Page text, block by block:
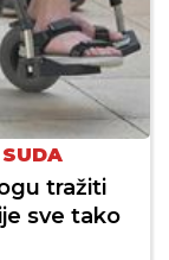
tražiti
sve tako